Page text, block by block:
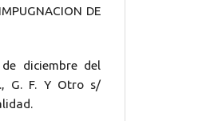
DE
diciembre del
G. F. Y Otro s/